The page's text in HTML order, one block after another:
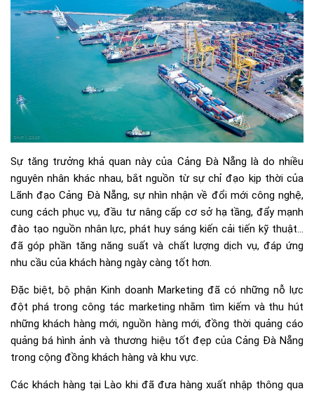
Sự tăng trưởng khả quan này của Cảng Đà Nẵng là do nhiều
nguyên nhân khác nhau, bắt nguồn từ sự chỉ đạo kịp thời của
Lãnh đạo Cảng Đà Nẵng, sự nhìn nhận về đổi mới công nghệ,
cung cách phục vụ, đầu tư nâng cấp cơ sở hạ tầng, đẩy mạnh
đào tạo nguồn nhân lực, phát huy sáng kiến cải tiến kỹ thuật…
đã góp phần tăng năng suất và chất lượng dịch vụ, đáp ứng
nhu cầu của khách hàng ngày càng tốt hơn.
Đặc biệt, bộ phận Kinh doanh Marketing đã có những nỗ lực
đột phá trong công tác marketing nhằm tìm kiếm và thu hút
những khách hàng mới, nguồn hàng mới, đồng thời quảng cáo
quảng bá hình ảnh và thương hiệu tốt đẹp của Cảng Đà Nẵng
trong cộng đồng khách hàng và khu vực.
Các khách hàng tại Lào khi đã đưa hàng xuất nhập thông qua